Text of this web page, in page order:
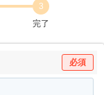
3
完了
必須